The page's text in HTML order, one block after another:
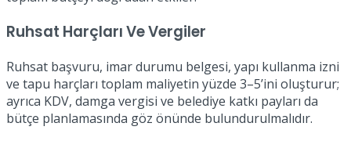
Ruhsat Harçları Ve Vergiler
Ruhsat başvuru, imar durumu belgesi, yapı kullanma izni
ve tapu harçları toplam maliyetin yüzde 3–5’ini oluşturur;
ayrıca KDV, damga vergisi ve belediye katkı payları da
bütçe planlamasında göz önünde bulundurulmalıdır.